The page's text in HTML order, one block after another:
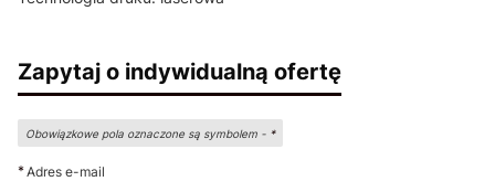
Zapytaj o indywidualną ofertę
Obowiązkowe pola oznaczone są symbolem - *
*Adres e-mail